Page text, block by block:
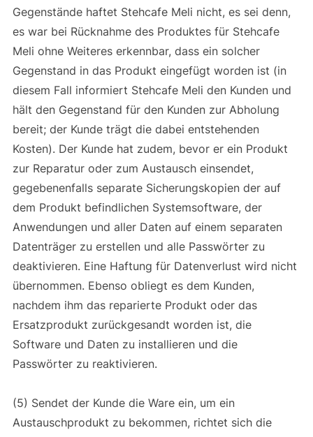
Gegenstände haftet Stehcafe Meli nicht, es sei denn,
es war bei Rücknahme des Produktes für Stehcafe
Meli ohne Weiteres erkennbar, dass ein solcher
Gegenstand in das Produkt eingefügt worden ist (in
diesem Fall informiert Stehcafe Meli den Kunden und
hält den Gegenstand für den Kunden zur Abholung
bereit; der Kunde trägt die dabei entstehenden
Kosten). Der Kunde hat zudem, bevor er ein Produkt
zur Reparatur oder zum Austausch einsendet,
gegebenenfalls separate Sicherungskopien der auf
dem Produkt befindlichen Systemsoftware, der
Anwendungen und aller Daten auf einem separaten
Datenträger zu erstellen und alle Passwörter zu
deaktivieren. Eine Haftung für Datenverlust wird nicht
übernommen. Ebenso obliegt es dem Kunden,
nachdem ihm das reparierte Produkt oder das
Ersatzprodukt zurückgesandt worden ist, die
Software und Daten zu installieren und die
Passwörter zu reaktivieren.
(5) Sendet der Kunde die Ware ein, um ein
Austauschprodukt zu bekommen, richtet sich die